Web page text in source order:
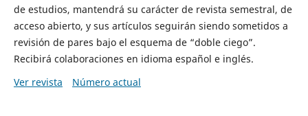
de estudios, mantendrá su carácter de revista semestral, de
acceso abierto, y sus artículos seguirán siendo sometidos a
revisión de pares bajo el esquema de “doble ciego”.
Recibirá colaboraciones en idioma español e inglés.
Ver revista
Número actual